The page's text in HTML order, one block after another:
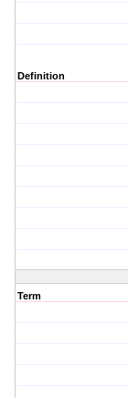
Definition
Term